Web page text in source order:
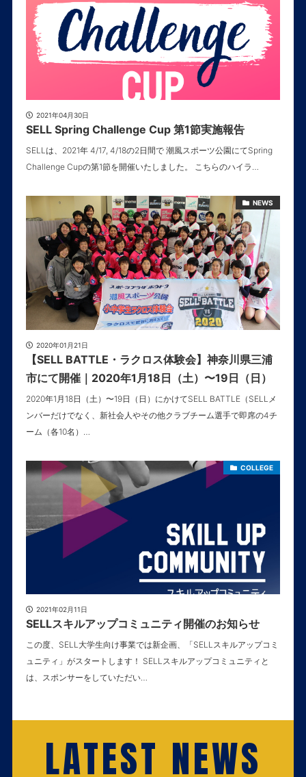
2021年04月30日
SELL Spring Challenge Cup 第1節実施報告
SELLは、2021年 4/17, 4/18の2日間で 潮風スポーツ公園にてSpring
Challenge Cupの第1節を開催いたしました。 こちらのハイラ…
NEWS
2020年01月21日
【SELL BATTLE・ラクロス体験会】神奈川県三浦
市にて開催｜2020年1月18日（土）〜19日（日）
2020年1月18日（土）〜19日（日）にかけてSELL BATTLE（SELLメ
ンバーだけでなく、新社会人やその他クラブチーム選手で即席の4チ
ーム（各10名）…
COLLEGE
2021年02月11日
SELLスキルアップコミュニティ開催のお知らせ
この度、SELL大学生向け事業では新企画、「SELLスキルアップコミ
ュニティ」がスタートします！ SELLスキルアップコミュニティと
は、スポンサーをしていただい…
LATEST NEWS